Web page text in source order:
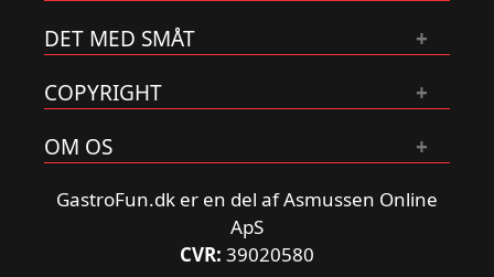
DET MED SMÅT
COPYRIGHT
OM OS
GastroFun.dk er en del af Asmussen Online
ApS
CVR: 39020580